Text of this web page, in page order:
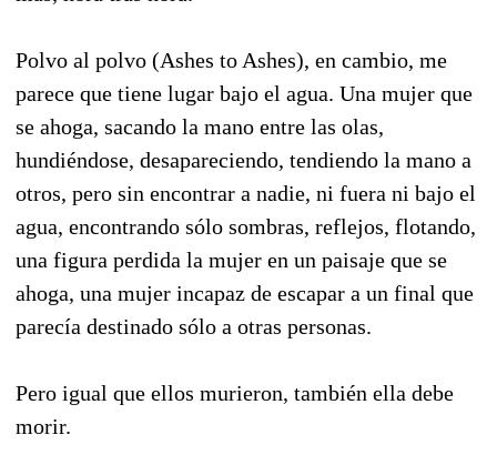
Polvo al polvo (Ashes to Ashes), en cambio, me
parece que tiene lugar bajo el agua. Una mujer que
se ahoga, sacando la mano entre las olas,
hundiéndose, desapareciendo, tendiendo la mano a
otros, pero sin encontrar a nadie, ni fuera ni bajo el
agua, encontrando sólo sombras, reflejos, flotando,
una figura perdida la mujer en un paisaje que se
ahoga, una mujer incapaz de escapar a un final que
parecía destinado sólo a otras personas.
Pero igual que ellos murieron, también ella debe
morir.